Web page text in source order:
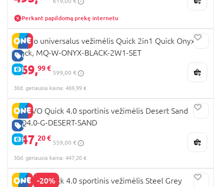
Perkant papildomą prekę internetu
GERA KAINA
E-KAINA
Muuvo universalus vežimėlis Quick 2in1 Quick Onyx
Black, MQ-W-ONYX-BLACK-2W1-SET
469,99 €
599,00 €
30d. geriausia kaina: 469,99 €
GERA KAINA
E-KAINA
MUUVO Quick 4.0 sportinis vežimėlis Desert Sand
MQ4.0-G-DESERT-SAND
447,20 €
559,00 €
30d. geriausia kaina: 447,20 €
-20%
MUUVO Quick 4.0 sportinis vežimėlis Steel Grey